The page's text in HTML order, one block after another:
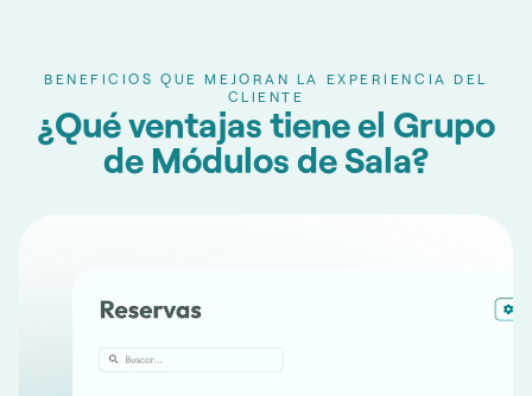
BENEFICIOS QUE MEJORAN LA EXPERIENCIA DEL
CLIENTE
¿Qué ventajas tiene el Grupo
de Módulos de Sala?